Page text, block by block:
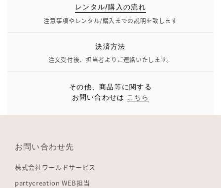
レンタル/購入の流れ
注意事項やレンタル/購入までの説明を致します
決済方法
注文受付後、担当者よりご連絡いたします。
その他、商品等に関する
お問い合わせは こちら
お問い合わせ先
株式会社ワールドサービス
partycreation WEB担当